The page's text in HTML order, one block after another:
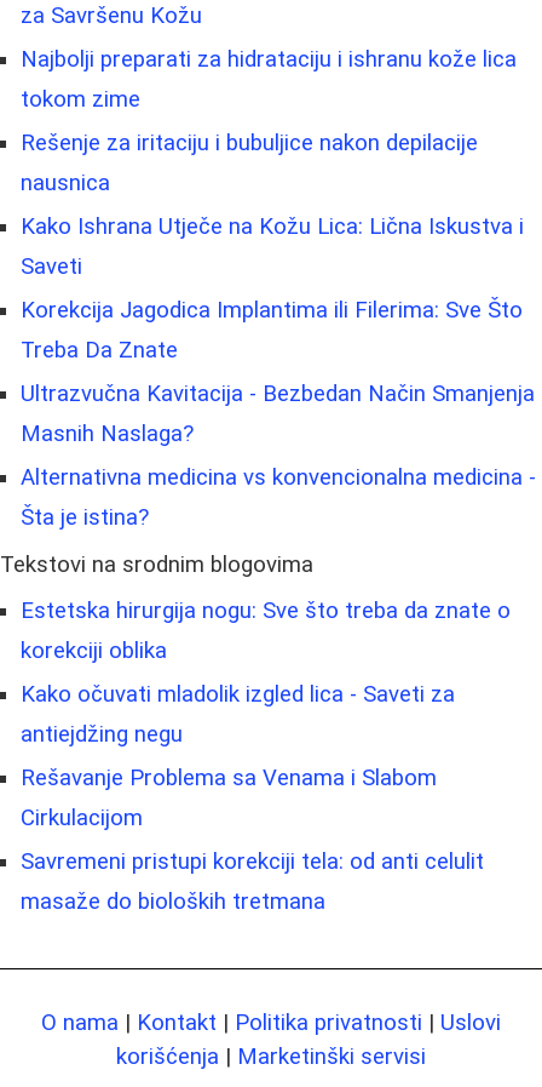
za Savršenu Kožu
Najbolji preparati za hidrataciju i ishranu kože lica
tokom zime
Rešenje za iritaciju i bubuljice nakon depilacije
nausnica
Kako Ishrana Utječe na Kožu Lica: Lična Iskustva i
Saveti
Korekcija Jagodica Implantima ili Filerima: Sve Što
Treba Da Znate
Ultrazvučna Kavitacija - Bezbedan Način Smanjenja
Masnih Naslaga?
Alternativna medicina vs konvencionalna medicina -
Šta je istina?
Tekstovi na srodnim blogovima
Estetska hirurgija nogu: Sve što treba da znate o
korekciji oblika
Kako očuvati mladolik izgled lica - Saveti za
antiejdžing negu
Rešavanje Problema sa Venama i Slabom
Cirkulacijom
Savremeni pristupi korekciji tela: od anti celulit
masaže do bioloških tretmana
O nama | Kontakt | Politika privatnosti | Uslovi
korišćenja | Marketinški servisi